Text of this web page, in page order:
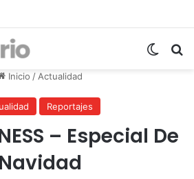
Inicio /Actualidad
Reportajes
– Especial De
Navidad